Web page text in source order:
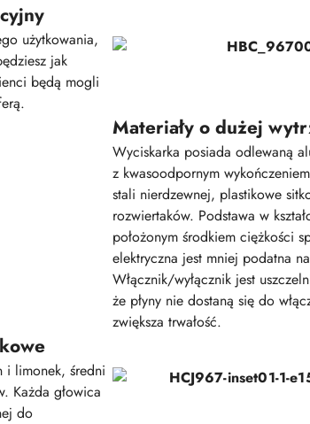
użytkowania,
jak
będą mogli
Materiały o dużej
Wyciskarka posiada odlewaną
z kwasoodpornym
stali nierdzewnej, plastikowe
rozwiertaków. Podstawa w
położonym środkiem ciężkości
elektryczna jest mniej podatna
Włącznik/wyłącznik jest
że płyny nie dostaną się do
zwiększa trwałość.
i limonek, średni
Każda głowica
do